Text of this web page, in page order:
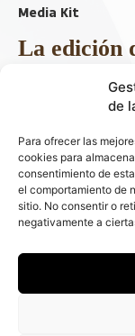
de
Para ofrecer las
cookies para
consentimiento de
el comportamiento de
sitio. No consentir o
negativamente a
Media Kit
La edición
Descargar último
ir a hemeroteca
+
automóviles - C/